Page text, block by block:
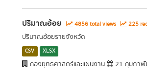
ปริมาณอ้อย 4856 total views 225
ปริมาณอ้อยรายจังหวัด
CSV XLSX
กองยุทธศาสตร์และแผนงาน 21 กุมภา